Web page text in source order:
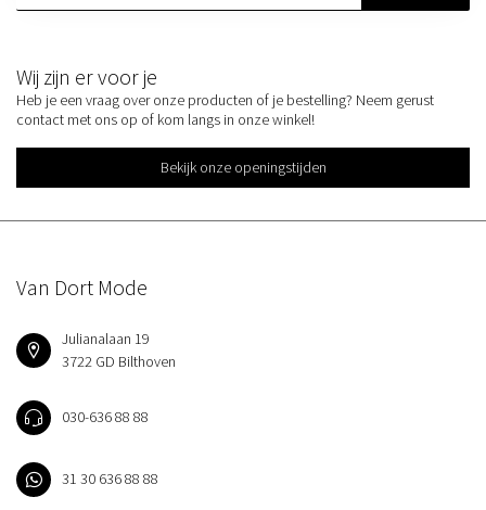
Wij zijn er voor je
Heb je een vraag over onze producten of je bestelling? Neem gerust
contact met ons op of kom langs in onze winkel!
Bekijk onze openingstijden
Van Dort Mode
Julianalaan 19
3722 GD Bilthoven
030-636 88 88
31 30 636 88 88